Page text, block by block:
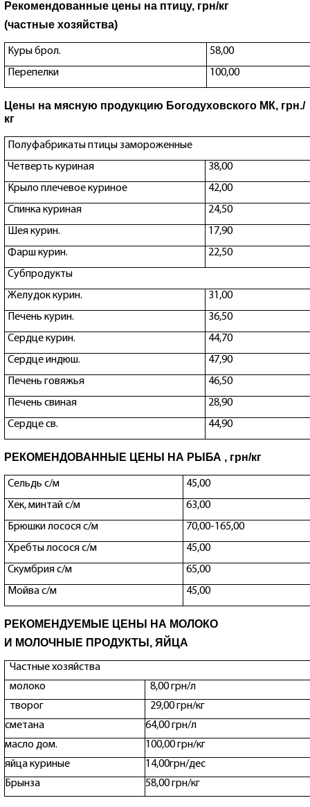
Рекомендованные цены на птицу, грн/кг
(частные хозяйства)
Куры брол.
58,00
Перепелки
100,00
Цены на мясную продукцию Богодуховского МК, грн./
кг
Полуфабрикаты птицы замороженные
Четверть куриная
38,00
Крыло плечевое куриное
42,00
Спинка куриная
24,50
Шея курин.
17,90
Фарш курин.
22,50
Субпродукты
Желудок курин.
31,00
Печень курин.
36,50
Сердце курин.
44,70
Сердце индюш.
47,90
Печень говяжья
46,50
Печень свиная
28,90
Сердце св.
44,90
РЕКОМЕНДОВАННЫЕ ЦЕНЫ НА РЫБА , грн/кг
Сельдь с/м
45,00
Хек, минтай с/м
63,00
Брюшки лосося с/м
70,00-165,00
Хребты лосося с/м
45,00
Скумбрия с/м
65,00
Мойва с/м
45,00
РЕКОМЕНДУЕМЫЕ ЦЕНЫ НА МОЛОКО
И МОЛОЧНЫЕ ПРОДУКТЫ, ЯЙЦА
Частные хозяйства
молоко
8,00 грн/л
творог
29,00 грн/кг
сметана
64,00 грн/л
масло дом.
100,00 грн/кг
яйца куриные
14,00грн/дес
Брынза
58,00 грн/кг